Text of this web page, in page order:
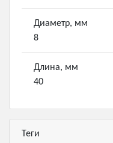
Диаметр, мм
8
Длина, мм
40
Теги